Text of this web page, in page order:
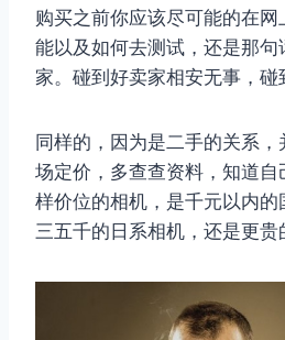
购买之前你应该尽可能的在
能以及如何去测试，还是那
家。碰到好卖家相安无事，碰
同样的，因为是二手的关系
场定价，多查查资料，知道
样价位的相机，是千元以内的
三五千的日系相机，还是更贵